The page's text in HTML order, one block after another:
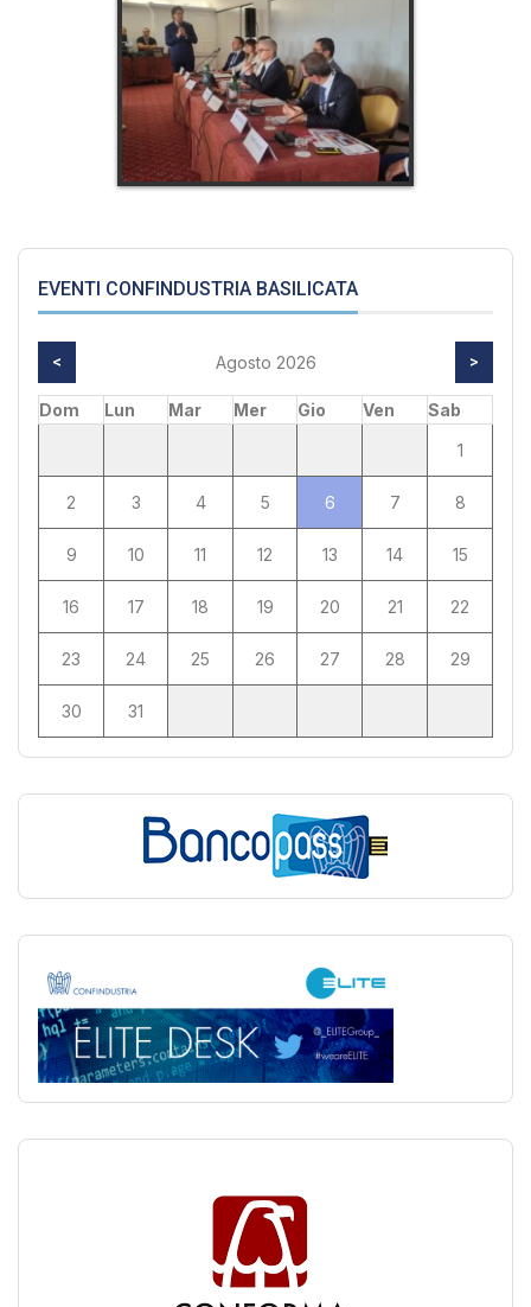
EVENTI CONFINDUSTRIA BASILICATA
< Agosto 2026 >
Dom Lun Mar Mer Gio Ven
Sab
1
2 3 4 5 6 7 8
9 10 11 12 13 14 15
16 17 18 19 20 21 22
23 24 25 26 27 28 29
30 31